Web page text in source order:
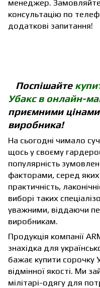
менеджер.
консультацію по
додаткові запитання!
Поспішайте
Убакс в онлайн-
приємними цінами
виробника!
На сьогодні чимало
щось у своєму
популярність
факторами, серед
практичність,
виборі таких
уважними, віддаючи
виробникам.
Продукція компанії
знахідка для
бажає купити сорочку
відмінної якості. Ми
мілітарі-одягу для